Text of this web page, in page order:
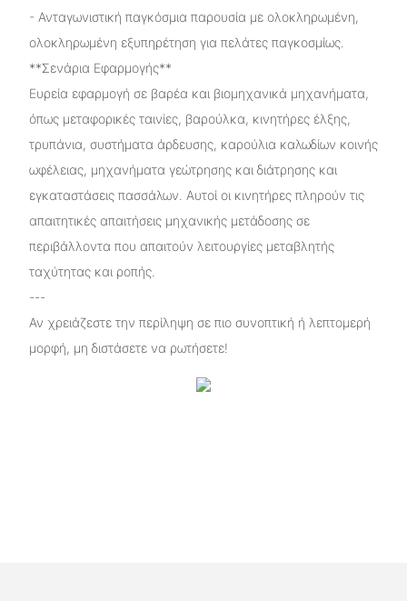
- Ανταγωνιστική παγκόσμια παρουσία με ολοκληρωμένη,
ολοκληρωμένη εξυπηρέτηση για πελάτες παγκοσμίως.
**Σενάρια Εφαρμογής**
Ευρεία εφαρμογή σε βαρέα και βιομηχανικά μηχανήματα,
όπως μεταφορικές ταινίες, βαρούλκα, κινητήρες έλξης,
τρυπάνια, συστήματα άρδευσης, καρούλια καλωδίων κοινής
ωφέλειας, μηχανήματα γεώτρησης και διάτρησης και
εγκαταστάσεις πασσάλων. Αυτοί οι κινητήρες πληρούν τις
απαιτητικές απαιτήσεις μηχανικής μετάδοσης σε
περιβάλλοντα που απαιτούν λειτουργίες μεταβλητής
ταχύτητας και ροπής.
---
Αν χρειάζεστε την περίληψη σε πιο συνοπτική ή λεπτομερή
μορφή, μη διστάσετε να ρωτήσετε!